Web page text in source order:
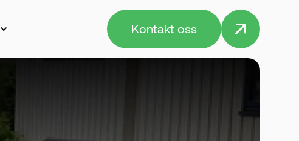
Kontakt oss